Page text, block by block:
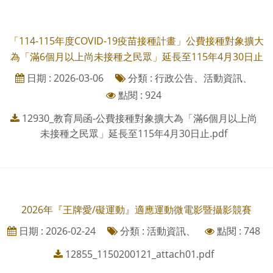
「114-115年度COVID-19疫苗接種計畫」公費接種對象擴大
為「滿6個月以上尚未接種之民眾」延長至115年4月30日止
日期 : 2026-03-06
分類 : 行政公告、活動資訊、
點閱 : 924
12930_教育局函-公費接種對象擴大為「滿6個月以上尚
未接種之民眾」延長至115年4月30日止.pdf
2026年『王牌愛/礙運動』適應運動微電影暨攝影競賽
日期 : 2026-02-24
分類 : 活動資訊、
點閱 : 748
12855_1150200121_attach01.pdf